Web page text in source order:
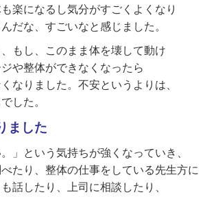
楽になるし気分がすごくよくなり
だな、すごいなと感じました。
もし、このまま体を壊して動け
や整体ができなくなったら
なりました。不安というよりは、
した。
ました
」という気持ちが強くなっていき、
たり、整体の仕事をしている先生方に
話したり、上司に相談したり、